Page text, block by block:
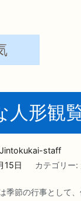
人形観
staff
15日 カテゴリー:
季節の行事として